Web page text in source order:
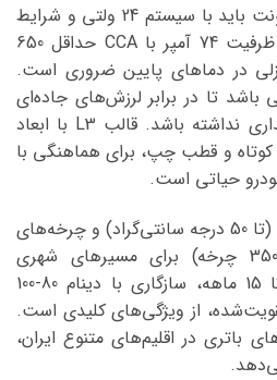
باتری ایده‌آل برای این کامیونت باید با سیستم 24 ولتی و شرایط
پرتردد شهری سازگار باشد. ظرفیت 74 آمپر با CCA حداقل 650
در دماهای پایین ضروری است.
باشد تا در برابر لرزش‌های جاده‌ای
مقاوم بوده و نیازی به نگهداری نداشته باشد. قالب L3 با ابعاد
پایه کوتاه و قطب چپ، برای هماهنگی با
حیاتی است.
مقاومت در برابر دماهای بالا (تا 50 درجه سانتی‌گراد) و چرخه‌های
شارژ/دشارژ مکرر (حداقل 350 چرخه) برای مسیرهای شهری
ضروری است. گارانتی 12 تا 15 ماهه، سازگاری با دینام 80-100
از ویژگی‌های کلیدی است.
باتری در اقلیم‌های متنوع ایران،